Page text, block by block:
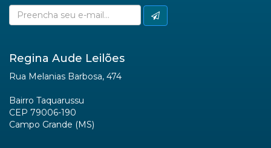
Regina Aude Leilões
Rua Melanias Barbosa, 474
Bairro Taquarussu
CEP 79006-190
Campo Grande (MS)